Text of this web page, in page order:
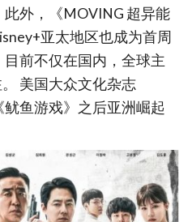
外，《MOVING 超异能
亚太地区也成为首周
前不仅在国内，全球主
美国大众文化杂志
鱿鱼游戏》之后亚洲崛起